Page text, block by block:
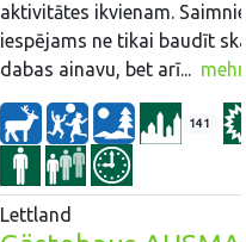
aktivitātes ikvienam.
iespējams ne tikai baudīt
dabas ainavu, bet arī... mehr
141
Lettland